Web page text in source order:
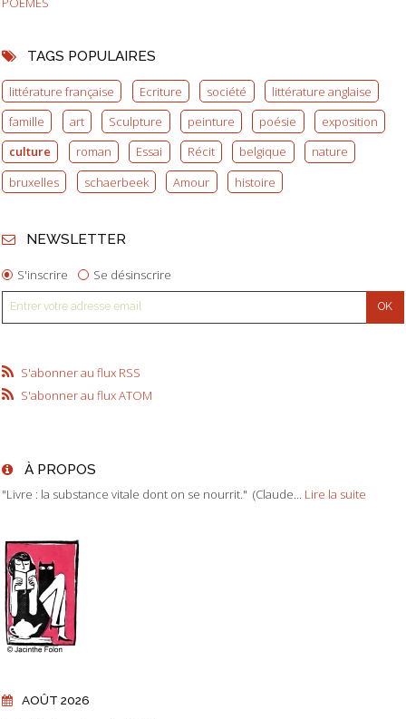
TAGS POPULAIRES
littérature française Ecriture société
littérature anglaise
famille
art Sculpture peinture poésie
exposition
culture
roman Essai Récit belgique
nature
bruxelles
schaerbeek Amour histoire
NEWSLETTER
S'inscrire Se désinscrire
S'abonner au flux RSS
S'abonner au flux ATOM
À PROPOS
"Livre : la substance vitale dont on se nourrit." (Claude... Lire la suite
AOÛT 2026